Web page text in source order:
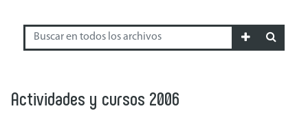
Actividades y cursos 2006